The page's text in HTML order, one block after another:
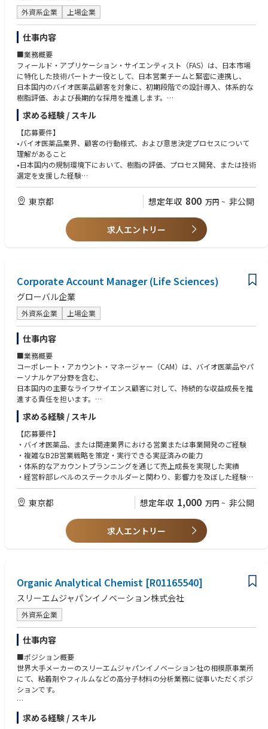
外資系企業 上場企業
仕事内容
■業務概要
フィールド・アプリケーション・サイエンティスト（FAS）は、日本市場
に特化した技術パートナー役として、日本営業チームと緊密に連携し、
日本国内のバイオ医薬品顧客を対象に、初期段階での設計導入、体系的な
樹脂評価、および長期的な採用を推進します。
この役割では、日本の顧客との深い関わり、現地市場の慣行、規制上の要
件、意思決定プロセスへの確実な対応、
そして研究開発、プロセス開発、製造の各組織にわたって長期的な信頼関
係を構築する能力が重視されます。
FASは、現地の顧客プラットフォームやパイプラインとの整合性を確保
し、日本におけるピュロライトの技術的信頼性と市場での地位を
強化する上で、極めて重要な役割を果たします。
求める経験 / スキル
【応募要件】
•バイオ医薬品業界、顧客の行動様式、および意思決定プロセスについて
理解があること
•日本国内の規制環境下において、樹脂の評価、プロセス開発、または技術
選定を支援した経験
•実験室、パイロット、製造スケールにわたるクロマトグラフィー実務経
験。
•日本国内における顧客対応の技術職（FAS、プロダクトスペシャリスト、
テクニカルコンサルタントなど）での経験。
•タンパク質および高分子の精製に関するクロマトグラフィー技術に関す
る深い知識
•分析データ（HPLC、ELISA、SDS-PAGEなど）を解釈する能力
•日本のお客様とのやり取りにおいて、複雑な技術的概念を明確かつ実行可
能な提案へと変換できる、優れたコミュニケーション能力
東京都 想定年収 800 万円 ~ 非公開
求人エントリー
Corporate Account Manager (Life Sciences)
グローバル企業
外資系企業 上場企業
仕事内容
■業務概要
コーポレート・アカウント・マネージャー（CAM）は、バイオ医薬品やパ
ーソナルケア分野を含む、
日本国内の主要なライフサイエンス顧客に対して、持続的な収益成長を推
進する責任を担います。
この役職は、グローバル戦略に沿いながら現地市場の拡大を主導し、戦略
的なアカウント計画の策定と実行いただきます。
求める経験 / スキル
【応募要件】
・バイオ医薬品、または関連業界における営業または事業開発のご経験
・複雑なB2B営業戦略を策定・実行できる実証済みの能力
・体系的なアカウントプランニングを通じて売上成長を実現した実績
・経営幹部レベルのステークホルダーと関わり、影響力を及ぼした経験
・CRMシステムに関する実務知識
・ビジネスレベルの日本語能力（多層的な顧客対応および社内連携を自律
的に管理するために必須）
・国内外への出張に抵抗がない方
・優れた財務およびビジネスセンス
・顧客中心の考え方を持ち、強力な関係構築能力を有すること
・自主的に業務を遂行し、アカウント戦略をエンドツーエンドで主導でき
る能力
・社内外のチームを横断して発揮できる、優れたリーダーシップおよびス
テークホルダー管理スキル
東京都 想定年収 1,000 万円 ~ 非公開
求人エントリー
Organic Analytical Chemist [R01165540]
スリーエムジャパンイノベーション株式会社
外資系企業
仕事内容
■ポジション概要
世界大手メーカーのスリーエムジャパンイノベーション社の相模原事業所
にて、粘着剤やフィルムなどの高分子材料の分析業務に従事いただくポジ
ションです。
開発初期段階の分析や製品ローンチ後のトラブル対応時の分析に携わって
いただけるポジションです。
求める経験 / スキル